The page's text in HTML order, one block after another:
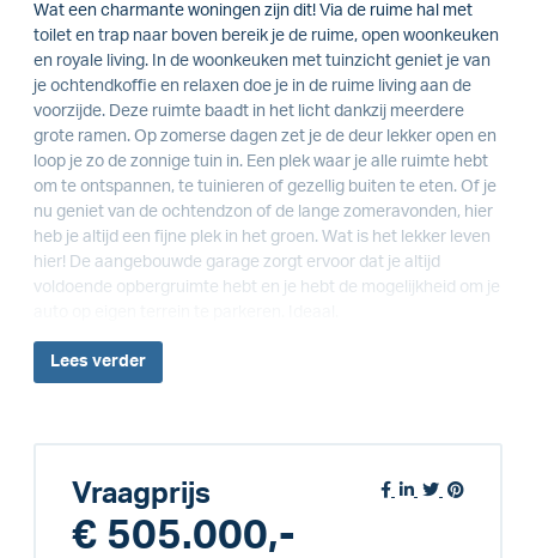
Wat een charmante woningen zijn dit! Via de ruime hal met
toilet en trap naar boven bereik je de ruime, open woonkeuken
en royale living. In de woonkeuken met tuinzicht geniet je van
je ochtendkoffie en relaxen doe je in de ruime living aan de
voorzijde. Deze ruimte baadt in het licht dankzij meerdere
grote ramen. Op zomerse dagen zet je de deur lekker open en
loop je zo de zonnige tuin in. Een plek waar je alle ruimte hebt
om te ontspannen, te tuinieren of gezellig buiten te eten. Of je
nu geniet van de ochtendzon of de lange zomeravonden, hier
heb je altijd een fijne plek in het groen. Wat is het lekker leven
hier! De aangebouwde garage zorgt ervoor dat je altijd
voldoende opbergruimte hebt en je hebt de mogelijkheid om je
Lees verder
Vraagprijs
€ 505.000,-